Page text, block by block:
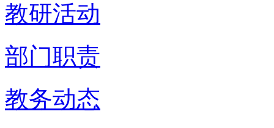
教研活动
部门职责
教务动态